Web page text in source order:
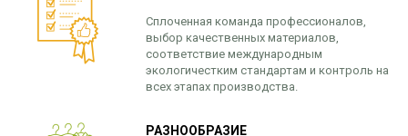
Сплоченная команда профессионалов,
выбор качественных материалов,
соответствие международным
экологичестким стандартам и контроль на
всех этапах производства.
РАЗНООБРАЗИЕ